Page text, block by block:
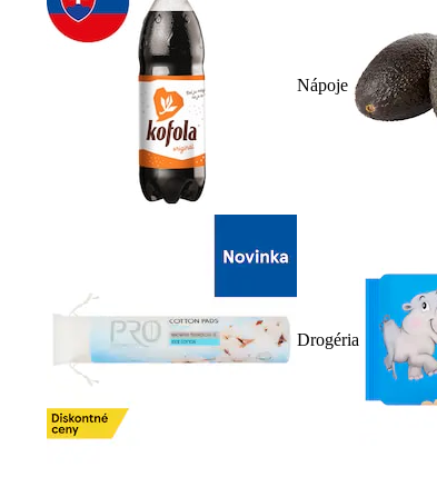
Nápoje
Drogéria